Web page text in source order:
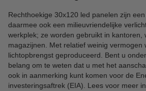
Rechthoekige 30x120 led panelen zijn
daarmee ook een milieuvriendelijke
werkplek; ze worden gebruikt in kantoren,
magazijnen. Met relatief weinig vermogen
lichtopbrengst geproduceerd. Bent u
belang om te weten dat u met het
ook in aanmerking kunt komen voor de
investeringsaftrek (EIA). Lees voor meer